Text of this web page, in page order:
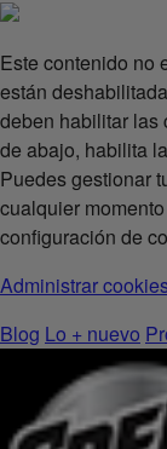
Este contenido no
están
deben habilitar las
de abajo, habilita
Puedes gestionar
cualquier
configuración de
Administrar
Blog Lo + nuevo